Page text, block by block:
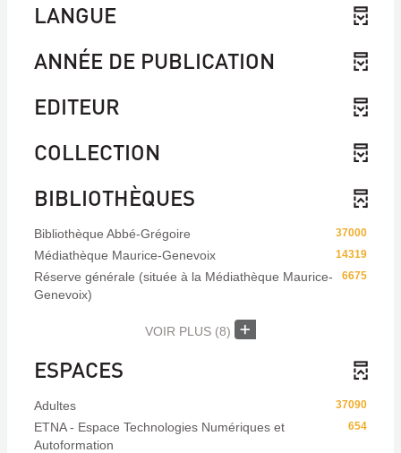
LANGUE
ANNÉE DE PUBLICATION
EDITEUR
COLLECTION
BIBLIOTHÈQUES
37000
Bibliothèque Abbé-Grégoire
14319
Médiathèque Maurice-Genevoix
6675
Réserve générale (située à la Médiathèque Maurice-
Genevoix)
VOIR PLUS (8)
ESPACES
37090
Adultes
654
ETNA - Espace Technologies Numériques et
Autoformation